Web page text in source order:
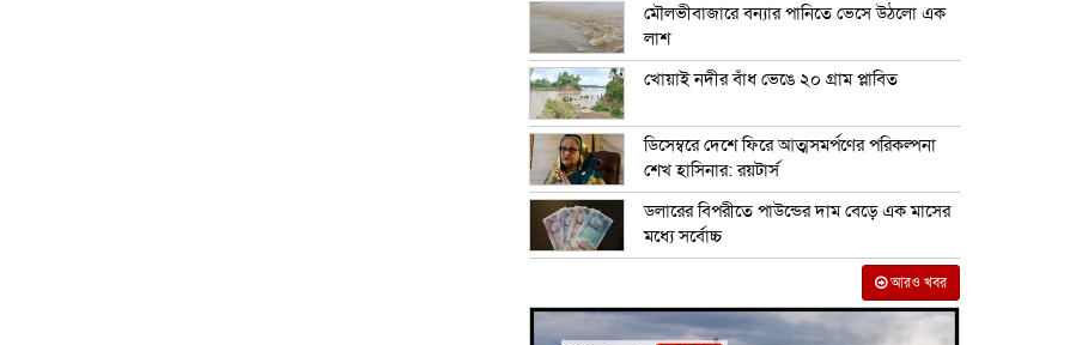
মৌলভীবাজারে বন্যার পানিতে ভেসে উঠলো এক
লাশ
খোয়াই নদীর বাঁধ ভেঙে ২০ গ্রাম প্লাবিত
ডিসেম্বরে দেশে ফিরে আত্মসমর্পণের পরিকল্পনা
শেখ হাসিনার: রয়টার্স
ডলারের বিপরীতে পাউন্ডের দাম বেড়ে এক মাসের
মধ্যে সর্বোচ্চ
আরও খবর